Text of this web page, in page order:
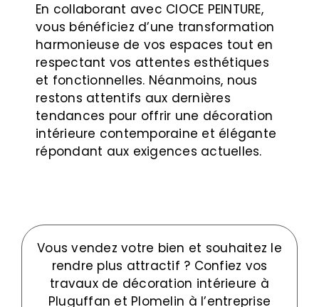
En collaborant avec CIOCE PEINTURE,
vous bénéficiez d’une transformation
harmonieuse de vos espaces tout en
respectant vos attentes esthétiques
et fonctionnelles. Néanmoins, nous
restons attentifs aux dernières
tendances pour offrir une décoration
intérieure contemporaine et élégante
répondant aux exigences actuelles.
Vous vendez votre bien et souhaitez le
rendre plus attractif ? Confiez vos
travaux de décoration intérieure à
Pluguffan et Plomelin à l’entreprise